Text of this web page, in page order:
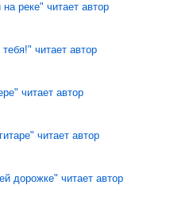
реке" читает автор
читает автор
читает автор
читает автор
дорожке" читает автор